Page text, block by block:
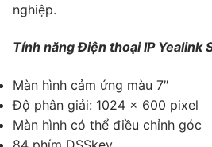
nghiệp.
Tính năng Điện thoại IP Yealink
Màn hình cảm ứng màu 7″
Độ phân giải: 1024 × 600 pixel
Màn hình có thể điều chỉnh góc